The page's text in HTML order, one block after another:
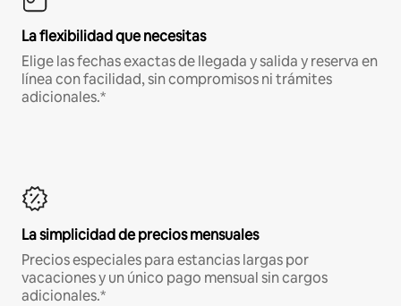
La flexibilidad que necesitas
Elige las fechas exactas de llegada y salida y reserva en
línea con facilidad, sin compromisos ni trámites
adicionales.*
La simplicidad de precios mensuales
Precios especiales para estancias largas por
vacaciones y un único pago mensual sin cargos
adicionales.*